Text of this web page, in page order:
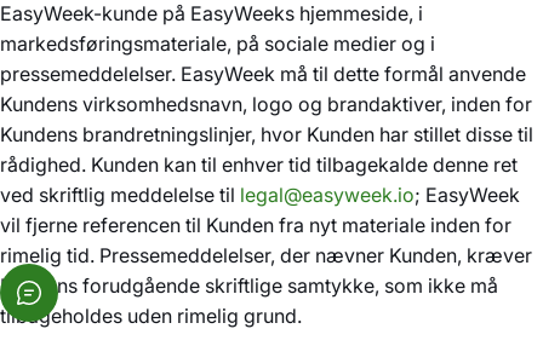
EasyWeek-kunde på EasyWeeks hjemmeside, i
markedsføringsmateriale, på sociale medier og i
pressemeddelelser. EasyWeek må til dette formål anvende
Kundens virksomhedsnavn, logo og brandaktiver, inden for
Kundens brandretningslinjer, hvor Kunden har stillet disse til
rådighed. Kunden kan til enhver tid tilbagekalde denne ret
ved skriftlig meddelelse til legal@easyweek.io; EasyWeek
vil fjerne referencen til Kunden fra nyt materiale inden for
rimelig tid. Pressemeddelelser, der nævner Kunden, kræver
Kundens forudgående skriftlige samtykke, som ikke må
tilbageholdes uden rimelig grund.